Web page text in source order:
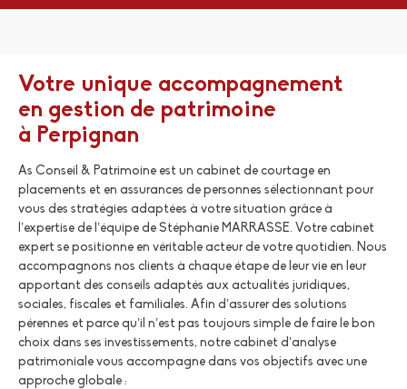
Votre unique accompagnement
en gestion de patrimoine
à Perpignan
As Conseil & Patrimoine est un cabinet de courtage en
placements et en assurances de personnes sélectionnant pour
vous des stratégies adaptées à votre situation grâce à
l’expertise de l’équipe de Stéphanie MARRASSE. Votre cabinet
expert se positionne en véritable acteur de votre quotidien. Nous
accompagnons nos clients à chaque étape de leur vie en leur
apportant des conseils adaptés aux actualités juridiques,
sociales, fiscales et familiales. Afin d’assurer des solutions
pérennes et parce qu’il n’est pas toujours simple de faire le bon
choix dans ses investissements, notre cabinet d’analyse
patrimoniale vous accompagne dans vos objectifs avec une
approche globale :